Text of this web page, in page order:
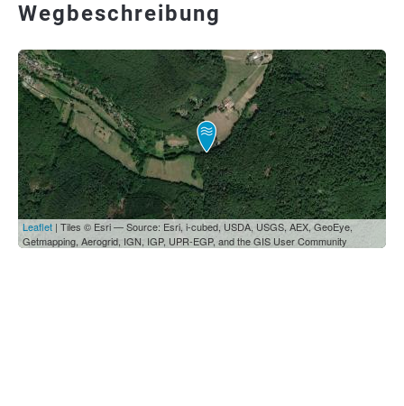
Wegbeschreibung
Leaflet | Tiles © Esri — Source: Esri, i-cubed, USDA, USGS, AEX, GeoEye,
Getmapping, Aerogrid, IGN, IGP, UPR-EGP, and the GIS User Community